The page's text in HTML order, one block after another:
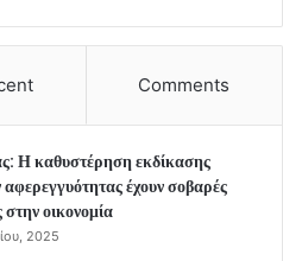
Comments
Η καθυστέρηση εκδίκασης
έχουν σοβαρές
στην οικονομία
2025